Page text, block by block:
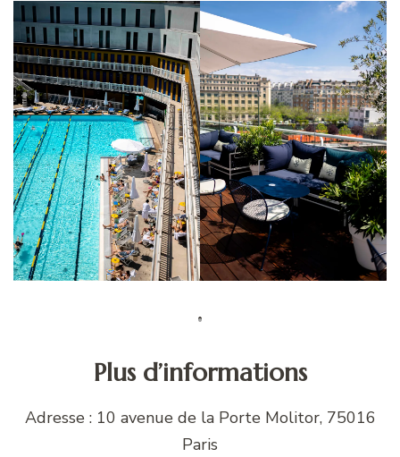
Plus d’informations
Adresse : 10 avenue de la Porte Molitor, 75016
Paris